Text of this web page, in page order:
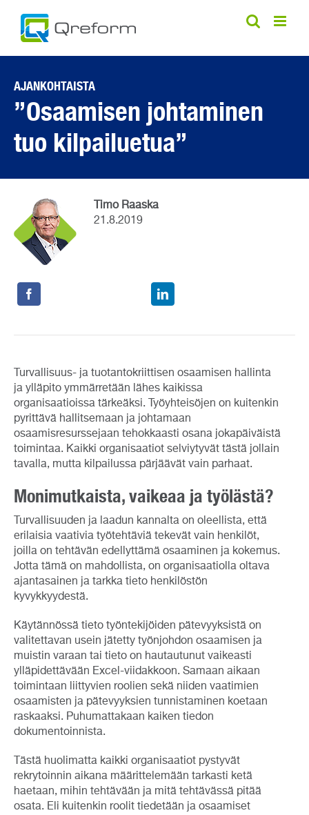
content
AJANKOHTAISTA
”Osaamisen johtaminen
tuo kilpailuetua”
Timo Raaska
21.8.2019
Turvallisuus- ja tuotantokriittisen osaamisen hallinta
ja ylläpito ymmärretään lähes kaikissa
organisaatioissa tärkeäksi. Työyhteisöjen on kuitenkin
pyrittävä hallitsemaan ja johtamaan
osaamisresurssejaan tehokkaasti osana jokapäiväistä
toimintaa. Kaikki organisaatiot selviytyvät tästä jollain
tavalla, mutta kilpailussa pärjäävät vain parhaat.
Monimutkaista, vaikeaa ja työlästä?
Turvallisuuden ja laadun kannalta on oleellista, että
erilaisia vaativia työtehtäviä tekevät vain henkilöt,
joilla on tehtävän edellyttämä osaaminen ja kokemus.
Jotta tämä on mahdollista, on organisaatiolla oltava
ajantasainen ja tarkka tieto henkilöstön
kyvykkyydestä.
Käytännössä tieto työntekijöiden pätevyyksistä on
valitettavan usein jätetty työnjohdon osaamisen ja
muistin varaan tai tieto on hautautunut vaikeasti
ylläpidettävään Excel-viidakkoon. Samaan aikaan
toimintaan liittyvien roolien sekä niiden vaatimien
osaamisten ja pätevyyksien tunnistaminen koetaan
raskaaksi. Puhumattakaan kaiken tiedon
dokumentoinnista.
Tästä huolimatta kaikki organisaatiot pystyvät
rekrytoinnin aikana määrittelemään tarkasti ketä
haetaan, mihin tehtävään ja mitä tehtävässä pitää
osata. Eli kuitenkin roolit tiedetään ja osaamiset